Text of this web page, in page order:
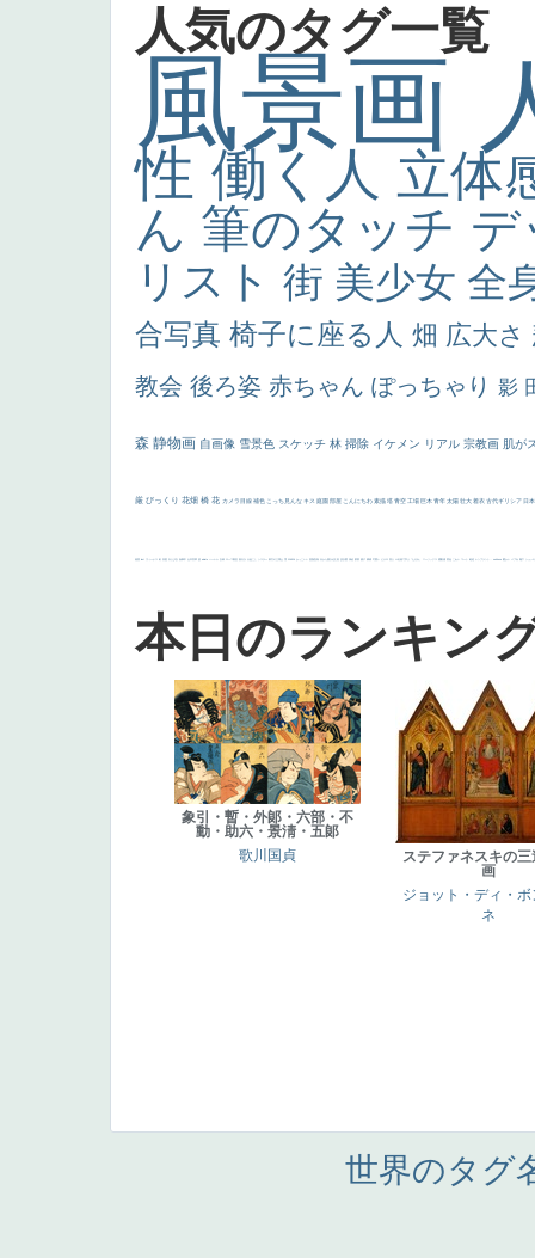
人気のタグ一覧
風景画
性 働く人 立体
ん 筆のタッチ
リスト 街 美少女 全
合写真 椅子に座る人 畑 広大さ
教会 後ろ姿 赤ちゃん ぽっちゃり 影
森 静物画 自画像 雪景色 スケッチ 林 掃除 イケメン リアル 宗教画 肌が
厳 びっくり 花畑 橋 花 カメラ目線 補色 こっち見んな キス 庭園 部屋 こんにちわ 素描 塔 青空 工場 巨木 青年 太陽 壮大 着衣 古代ギリシア 日
画質 last ヴィーナス 剣 白人少女 食事中 山本芳翠 麦 alciato ハーレム 女神 ローマ教皇 奥行き 火起こし シスター 東方の三博士 114514 かっこいい 受胎告知 天から覗き込む顔 設計図 挿絵 群衆 親子 裸婦 可愛い ピサロ ＃名画で学ぶ「たるみ」 ニーソックス 躍動感 黄色 こわい コート 畦道 レンブラント・ sekkusu 暖かい バブみ 靴下 ショッ
本日のランキン
象引・暫・外郞・六部・不
動・助六・景淸・五郞
歌川国貞
ステファネスキの三
画
ジョット・ディ・ボ
ネ
世界のタグ